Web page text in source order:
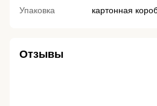
Упаковка
картонная
Отзывы